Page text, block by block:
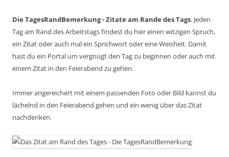
Die TagesRandBemerkung - Zitate am Rande des Tags. Jeden
Tag am Rand des Arbeitstags findest du hier einen witzigen Spruch,
ein Zitat oder auch mal ein Sprichwort oder eine Weisheit. Damit
hast du ein Portal um vergnügt den Tag zu beginnen oder auch mit
einem Zitat in den Feierabend zu gehen.
Immer angereichert mit einem passenden Foto oder Bild kannst du
lächelnd in den Feierabend gehen und ein wenig über das Zitat
nachdenken.